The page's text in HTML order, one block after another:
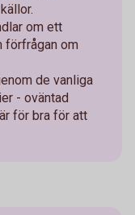
om ett
förfrågan om
de vanliga
- oväntad
för bra för att